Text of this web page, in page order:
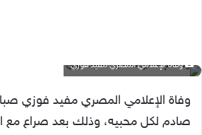
وفاة الإعلامي المصري مفيد فوزي
وفاة الإعلامي المصري مفيد فوزي
صادم لكل محبيه، وذلك بعد صراع